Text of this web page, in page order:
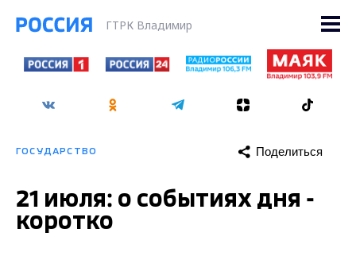
ГТРК Владимир
ГОСУДАРСТВО Поделиться
21 июля: о событиях дня -
коротко